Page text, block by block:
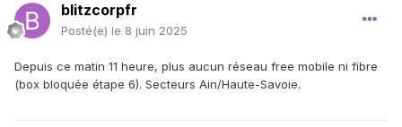
blitzcorpfr
Posté(e) le 8 juin 2025
Depuis ce matin 11 heure, plus aucun réseau free mobile ni fibre
(box bloquée étape 6). Secteurs Ain/Haute-Savoie.